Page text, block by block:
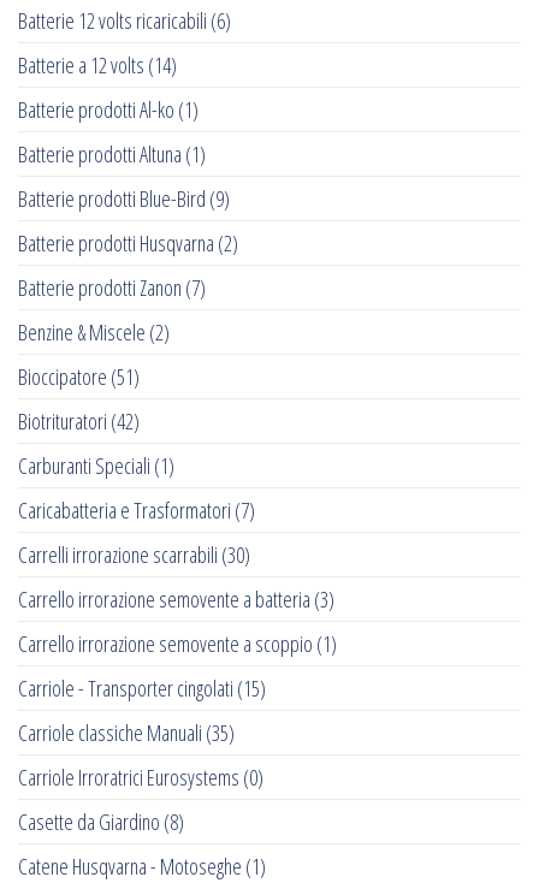
Batterie 12 volts ricaricabili (6)
Batterie a 12 volts (14)
Batterie prodotti Al-ko (1)
Batterie prodotti Altuna (1)
Batterie prodotti Blue-Bird (9)
Batterie prodotti Husqvarna (2)
Batterie prodotti Zanon (7)
Benzine & Miscele (2)
Bioccipatore (51)
Biotrituratori (42)
Carburanti Speciali (1)
Caricabatteria e Trasformatori (7)
Carrelli irrorazione scarrabili (30)
Carrello irrorazione semovente a batteria (3)
Carrello irrorazione semovente a scoppio (1)
Carriole - Transporter cingolati (15)
Carriole classiche Manuali (35)
Carriole Irroratrici Eurosystems (0)
Casette da Giardino (8)
Catene Husqvarna - Motoseghe (1)